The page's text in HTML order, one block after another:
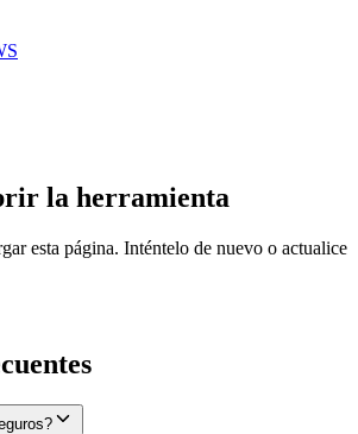
la herramienta
esta página. Inténtelo de nuevo o actualice